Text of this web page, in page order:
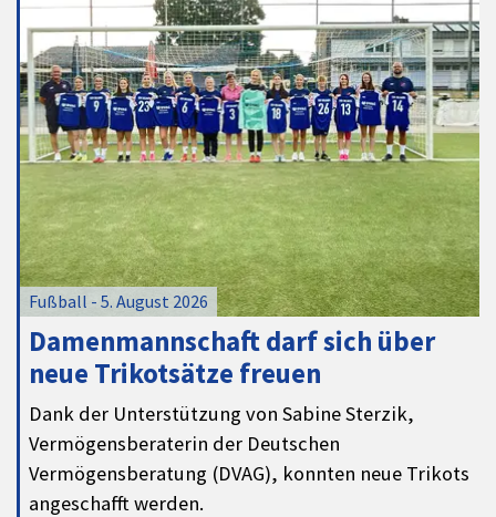
Fußball - 5. August 2026
Damenmannschaft darf sich über
neue Trikotsätze freuen
Dank der Unterstützung von Sabine Sterzik,
Vermögensberaterin der Deutschen
Vermögensberatung (DVAG), konnten neue Trikots
angeschafft werden.